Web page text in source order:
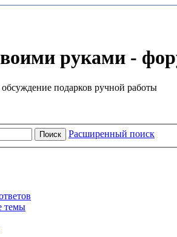
руками -
подарков ручной работы
Поиск Расширенный поиск
темы